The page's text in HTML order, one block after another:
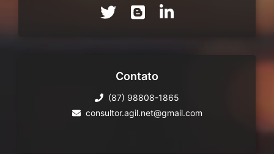
Contato
(87) 98808-1865
consultor.agil.net@gmail.com